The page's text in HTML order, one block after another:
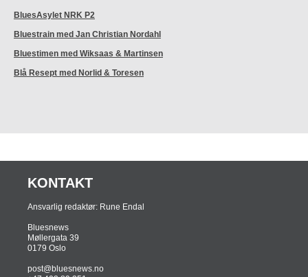
BluesAsylet NRK P2
Bluestrain med Jan Christian Nordahl
Bluestimen med Wiksaas & Martinsen
Blå Resept med Norlid & Toresen
KONTAKT
Ansvarlig redaktør: Rune Endal
Bluesnews
Møllergata 39
0179 Oslo
post@bluesnews.no